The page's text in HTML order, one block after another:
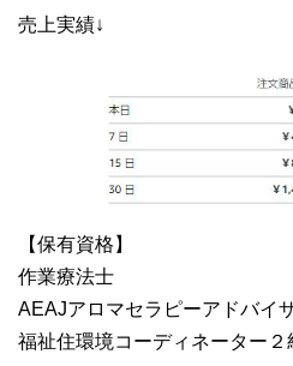
売上実績↓
【保有資格】
作業療法士
AEAJアロマセラピーアドバイ
福祉住環境コーディネーター２